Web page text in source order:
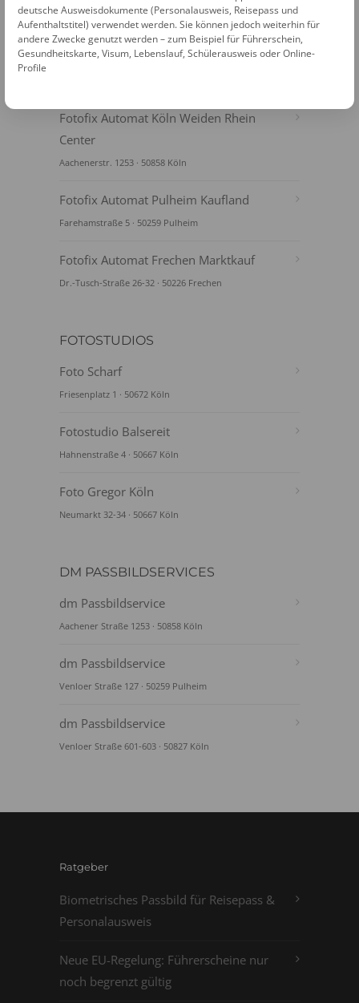
Fotofix Automat Köln Weiden Rhein
Center
Aachenerstr. 1253 · 50858 Köln
Fotofix Automat Pulheim Kaufland
Farehamstraße 5 · 50259 Pulheim
Fotofix Automat Frechen Marktkauf
Dr.-Tusch-Straße 26-32 · 50226 Frechen
FOTOSTUDIOS
Foto Scharf
Friesenplatz 1 · 50672 Köln
Fotostudio Balsereit
Hahnenstraße 4 · 50667 Köln
Foto Gregor Köln
Neumarkt 32-34 · 50667 Köln
DM PASSBILDSERVICES
dm Passbildservice
Aachener Straße 1253 · 50858 Köln
dm Passbildservice
Venloer Straße 127 · 50259 Pulheim
dm Passbildservice
Venloer Straße 601-603 · 50827 Köln
Ratgeber
Biometrisches Passbild für Reisepass &
Personalausweis
Neue EU-Regelung: Führerscheine nur
noch begrenzt gültig
deutsche Ausweisdokumente (Personalausweis, Reisepass und
Aufenthaltstitel) verwendet werden. Sie können jedoch weiterhin für
andere Zwecke genutzt werden – zum Beispiel für Führerschein,
Gesundheitskarte, Visum, Lebenslauf, Schülerausweis oder Online-
Profile